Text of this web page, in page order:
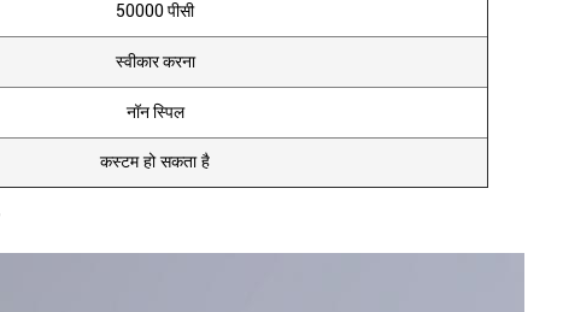
50000 पीसी
स्वीकार करना
नॉन स्पिल
कस्टम हो सकता है